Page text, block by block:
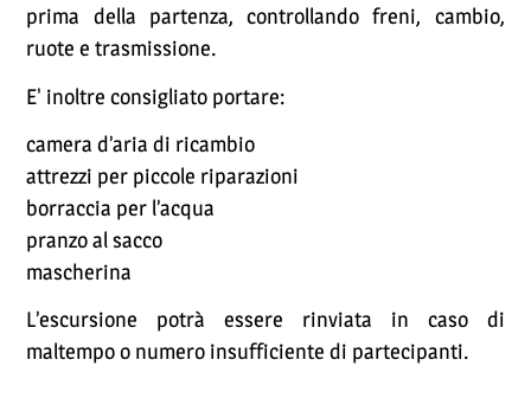
prima della partenza, controllando freni, cambio,
ruote e trasmissione.
E' inoltre consigliato portare:
camera d’aria di ricambio
attrezzi per piccole riparazioni
borraccia per l’acqua
pranzo al sacco
mascherina
L’escursione potrà essere rinviata in caso di
maltempo o numero insufficiente di partecipanti.